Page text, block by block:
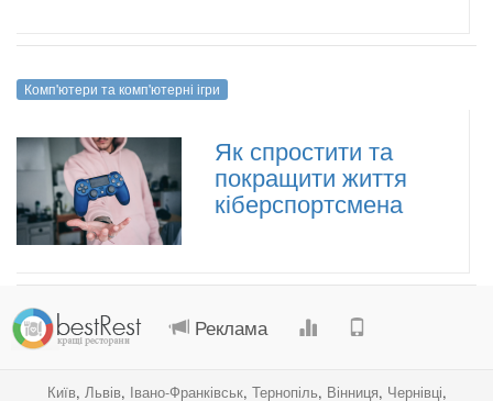
Комп'ютери та комп'ютерні ігри
Як спростити та
покращити життя
кіберспортсмена
Реклама
Київ, Львів, Івано-Франківськ, Тернопіль, Вінниця, Чернівці,